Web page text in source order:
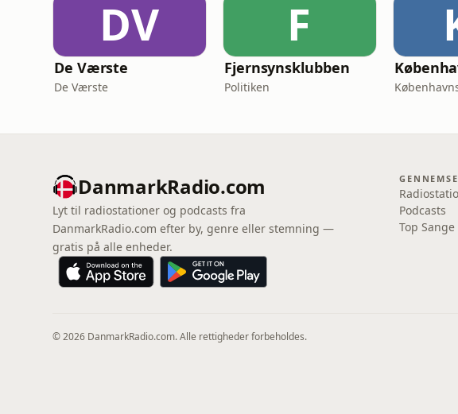
DV
De Værste
De Værste
F
Fjernsynsklubben
Politiken
DanmarkRadio.com
Lyt til radiostationer og podcasts fra
DanmarkRadio.com efter by, genre eller stemning —
gratis på alle enheder.
GENNEMSE
Podcasts
Top Sange
© 2026 DanmarkRadio.com. Alle rettigheder forbeholdes.